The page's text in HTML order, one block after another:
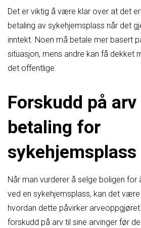
Det er viktig å være klar over at det
betaling av sykehjemsplass når det
inntekt. Noen må betale mer basert
situasjon, mens andre kan få dekket
det offentlige.
Forskudd på arv
betaling for
sykehjemsplass
Når man vurderer å selge boligen for
ved en sykehjemsplass, kan det
hvordan dette påvirker
forskudd på arv til sine arvinger før